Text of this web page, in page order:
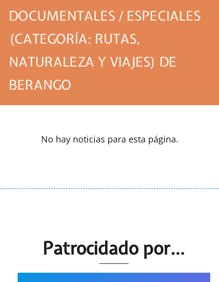
DOCUMENTALES / ESPECIALES
(CATEGORÍA: RUTAS,
NATURALEZA Y VIAJES) DE
BERANGO
No hay noticias para esta página.
Patrocidado por…